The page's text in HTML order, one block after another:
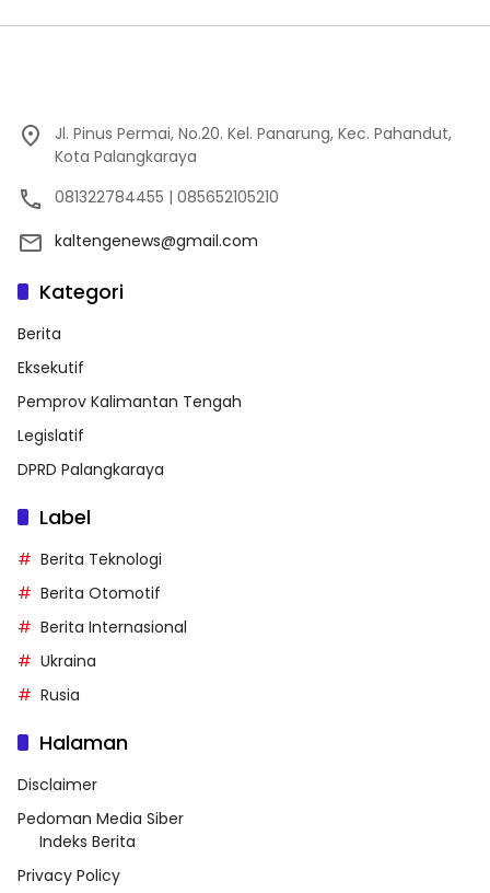
Jl. Pinus Permai, No.20. Kel. Panarung, Kec. Pahandut,
Kota Palangkaraya
081322784455 | 085652105210
kaltengenews@gmail.com
Kategori
Berita
Eksekutif
Pemprov Kalimantan Tengah
Legislatif
DPRD Palangkaraya
Label
Berita Teknologi
Berita Otomotif
Berita Internasional
Ukraina
Rusia
Halaman
Disclaimer
Pedoman Media Siber
Indeks Berita
Privacy Policy